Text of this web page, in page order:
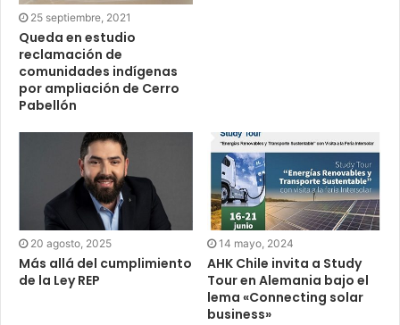
25 septiembre, 2021
Queda en estudio
reclamación de
comunidades indígenas
por ampliación de Cerro
Pabellón
20 agosto, 2025
Más allá del cumplimiento
de la Ley REP
14 mayo, 2024
AHK Chile invita a Study
Tour en Alemania bajo el
lema «Connecting solar
business»